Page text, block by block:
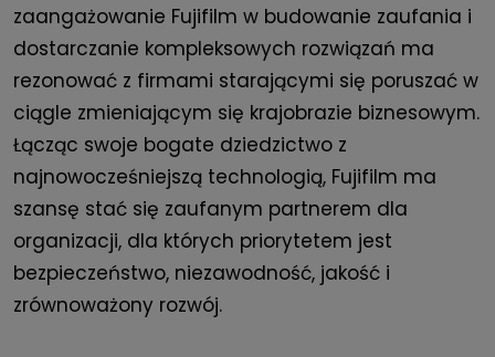
zaangażowanie Fujifilm w budowanie zaufania i
dostarczanie kompleksowych rozwiązań ma
rezonować z firmami starającymi się poruszać w
ciągle zmieniającym się krajobrazie biznesowym.
Łącząc swoje bogate dziedzictwo z
najnowocześniejszą technologią, Fujifilm ma
szansę stać się zaufanym partnerem dla
organizacji, dla których priorytetem jest
bezpieczeństwo, niezawodność, jakość i
zrównoważony rozwój.